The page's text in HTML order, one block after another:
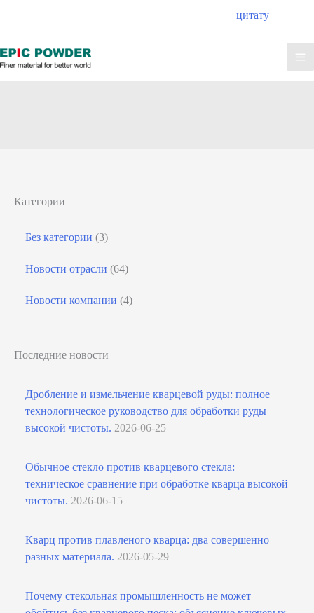
цитату
Категории
Без категории (3)
Новости отрасли (64)
Новости компании (4)
Последние новости
Дробление и измельчение кварцевой руды: полное
технологическое руководство для обработки руды
высокой чистоты. 2026-06-25
Обычное стекло против кварцевого стекла:
техническое сравнение при обработке кварца высокой
чистоты. 2026-06-15
Кварц против плавленого кварца: два совершенно
разных материала. 2026-05-29
Почему стекольная промышленность не может